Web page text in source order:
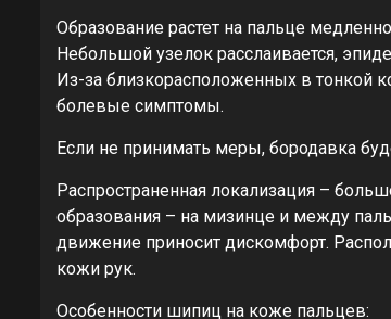
Образование растет на пальце
Небольшой узелок расслаивается,
Из-за близкорасположенных в тонкой
болевые симптомы.
Если не принимать меры, бородавка
Распространенная локализация –
образования – на мизинце и между
движение приносит дискомфорт.
кожи рук.
Особенности шипиц на коже пальцев: